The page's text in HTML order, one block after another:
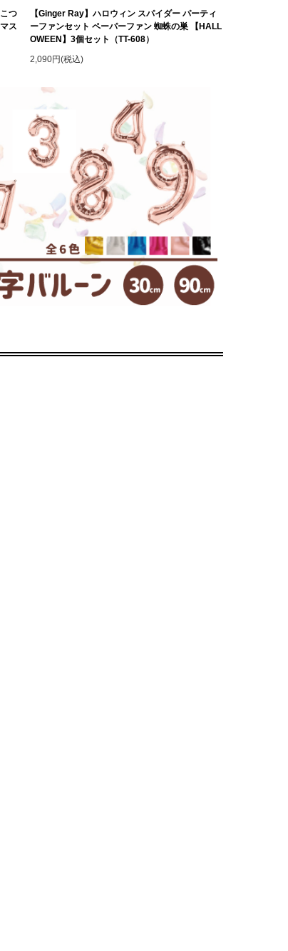
つ
ス
【Ginger Ray】ハロウィン スパイダー パーティ
ーファンセット ペーパーファン 蜘蛛の巣 【HALL
OWEEN】3個セット（TT-608）
2,090円(税込)